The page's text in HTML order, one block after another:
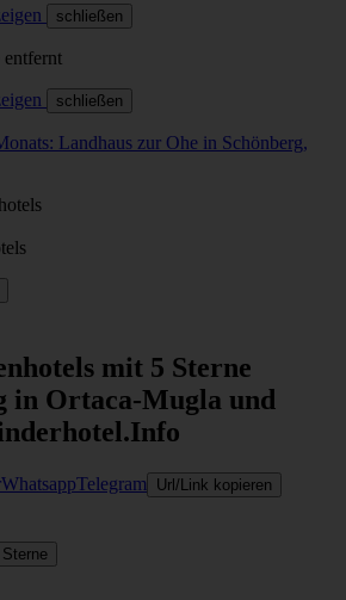
schließen
entfernt
schließen
mit 5 Sterne
in Ortaca-Mugla und
WhatsappTelegram
Url/Link kopieren